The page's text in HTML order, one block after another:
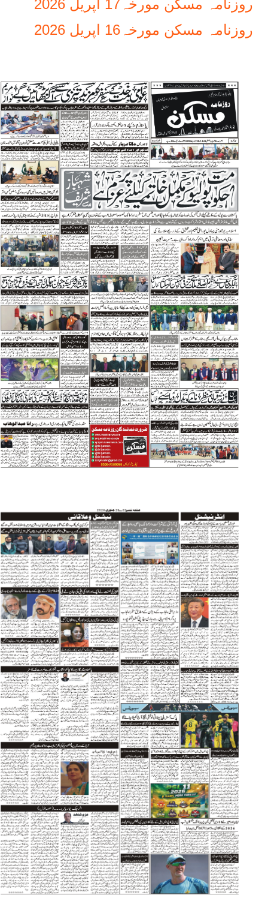
روزنامہ مسکن مورخہ17 اپریل 2026
روزنامہ مسکن مورخہ16 اپریل 2026